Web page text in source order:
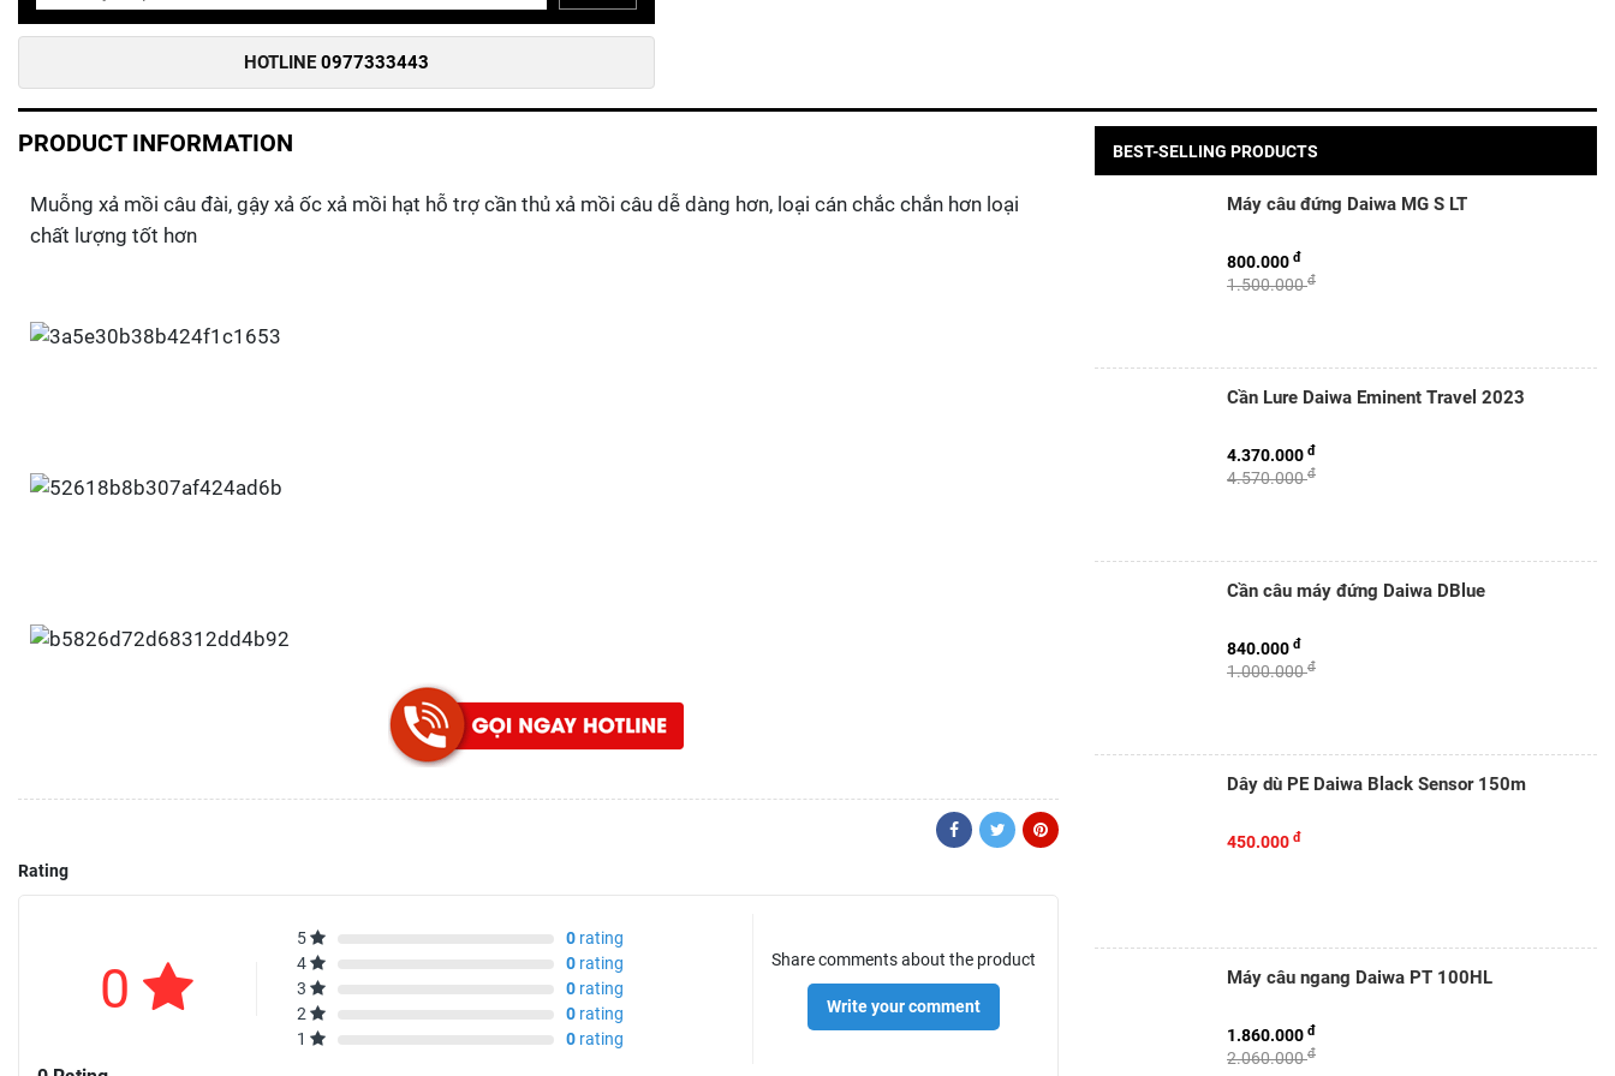
HOTLINE 0977333443
PRODUCT INFORMATION
Muỗng xả mồi câu đài, gậy xả ốc xả mồi hạt hỗ trợ cần thủ xả mồi câu dễ dàng hơn, loại cán chắc chắn hơn loại
chất lượng tốt hơn
Rating
0
5 0rating
4
0rating
3
0rating
2
0rating
1
0rating
Share comments about the product
Write your comment
BEST-SELLING PRODUCTS
Máy câu đứng Daiwa MG S LT
1.500.000đ
800.000 đ
Cần Lure Daiwa Eminent Travel 2023
4.570.000đ
4.370.000 đ
Cần câu máy đứng Daiwa DBlue
1.000.000đ
840.000 đ
Dây dù PE Daiwa Black Sensor 150m
450.000 đ
Máy câu ngang Daiwa PT 100HL
2.060.000đ
1.860.000 đ